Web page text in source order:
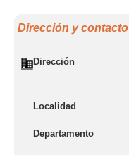
Dirección y contacto
Dirección
Localidad
Departamento